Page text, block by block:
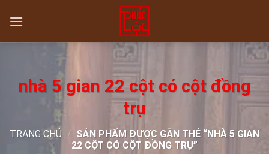
nhà 5 gian 22 cột có cột đồng
trụ
TRANG CHỦ / SẢN PHẨM ĐƯỢC GẮN THẺ “NHÀ 5 GIAN
22 CỘT CÓ CỘT ĐỒNG TRỤ”